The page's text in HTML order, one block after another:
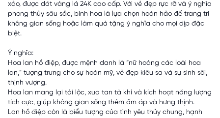
xảo, được dát vàng lá 24K cao cấp. Với vẻ đẹp rực rỡ và ý nghĩa
phong thủy sâu sắc, bình hoa là lựa chọn hoàn hảo để trang trí
không gian sống hoặc làm quà tặng ý nghĩa cho mọi dịp đặc
biệt.
Ý nghĩa:
Hoa lan hồ điệp, được mệnh danh là “nữ hoàng các loài hoa
lan,” tượng trưng cho sự hoàn mỹ, vẻ đẹp kiêu sa và sự sinh sôi,
thịnh vượng.
Hoa lan mang lại tài lộc, xua tan tà khí và kích hoạt năng lượng
tích cực, giúp không gian sống thêm ấm áp và hưng thịnh.
Lan hồ điệp còn là biểu tượng của tình yêu thủy chung, hạnh